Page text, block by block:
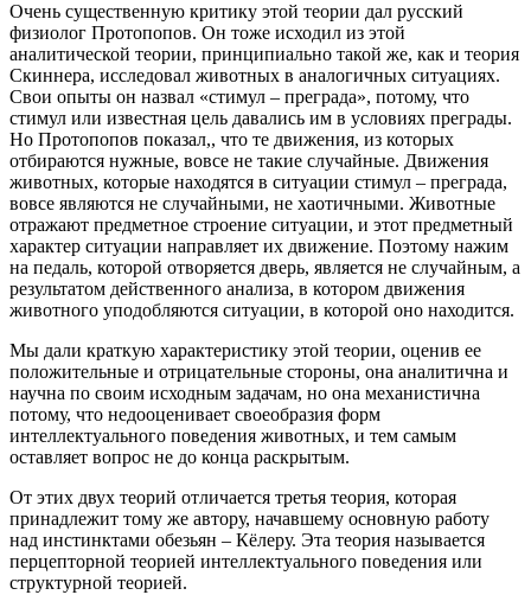
Очень существенную критику этой теории дал русский
физиолог Протопопов. Он тоже исходил из этой
аналитической теории, принципиально такой же, как и теория
Скиннера, исследовал животных в аналогичных ситуациях.
Свои опыты он назвал «стимул – преграда», потому, что
стимул или известная цель давались им в условиях преграды.
Но Протопопов показал,, что те движения, из которых
отбираются нужные, вовсе не такие случайные. Движения
животных, которые находятся в ситуации стимул – преграда,
вовсе являются не случайными, не хаотичными. Животные
отражают предметное строение ситуации, и этот предметный
характер ситуации направляет их движение. Поэтому нажим
на педаль, которой отворяется дверь, является не случайным, а
результатом действенного анализа, в котором движения
животного уподобляются ситуации, в которой оно находится.
Мы дали краткую характеристику этой теории, оценив ее
положительные и отрицательные стороны, она аналитична и
научна по своим исходным задачам, но она механистична
потому, что недооценивает своеобразия форм
интеллектуального поведения животных, и тем самым
оставляет вопрос не до конца раскрытым.
От этих двух теорий отличается третья теория, которая
принадлежит тому же автору, начавшему основную работу
над инстинктами обезьян – Кёлеру. Эта теория называется
перцепторной теорией интеллектуального поведения или
структурной теорией.